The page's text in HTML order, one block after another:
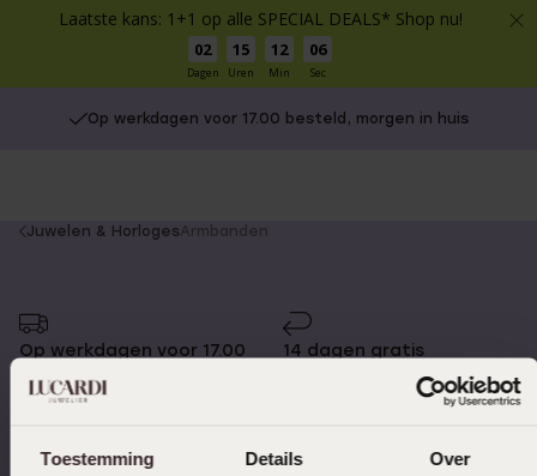
Laatste kans: 1+1 op alle SPECIAL DEALS* Shop nu!
02
Dagen
15
Uren
12
Min
06
Sec
Toestemming Details Over
Op werkdagen voor 17.00 besteld, morgen in huis
You
Juwelen & HorlogesArmbanden
Op werkdagen voor 17.00
besteld, morgen in huis
14 dagen gratis